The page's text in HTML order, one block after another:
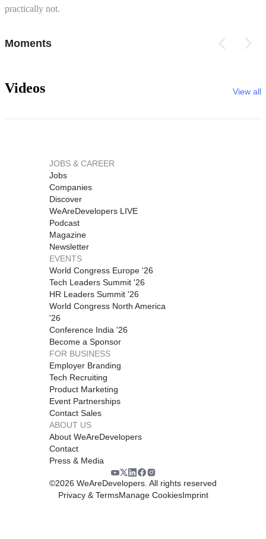
practically not.
Moments
Videos View all
JOBS & CAREER
Jobs
Companies
Discover
WeAreDevelopers LIVE
Podcast
Magazine
Newsletter
EVENTS
World Congress Europe '26
Tech Leaders Summit '26
HR Leaders Summit '26
World Congress North America
'26
Conference India '26
Become a Sponsor
FOR BUSINESS
Employer Branding
Tech Recruiting
Product Marketing
Event Partnerships
Contact Sales
ABOUT US
About WeAreDevelopers
Contact
Press & Media
©2026 WeAreDevelopers. All rights reserved
Privacy & TermsManage CookiesImprint